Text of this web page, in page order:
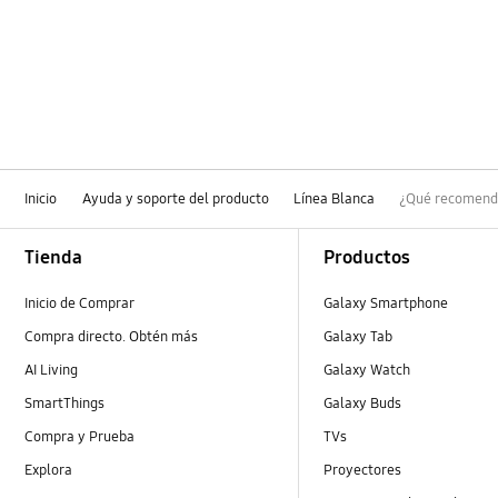
Inicio Ayuda y soporte del producto Línea Blanca ¿Qué
Tienda
Inicio de Comprar
Compra directo. Obtén más
AI Living
SmartThings
Compra y Prueba
Explora
Productos
Galaxy Smartphone
Galaxy Tab
Galaxy Watch
Galaxy Buds
TVs
Proyectores